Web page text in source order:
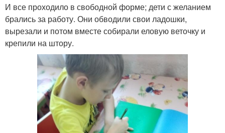
И все проходило в свободной форме; дети с желанием
брались за работу. Они обводили свои ладошки,
вырезали и потом вместе собирали еловую веточку и
крепили на штору.